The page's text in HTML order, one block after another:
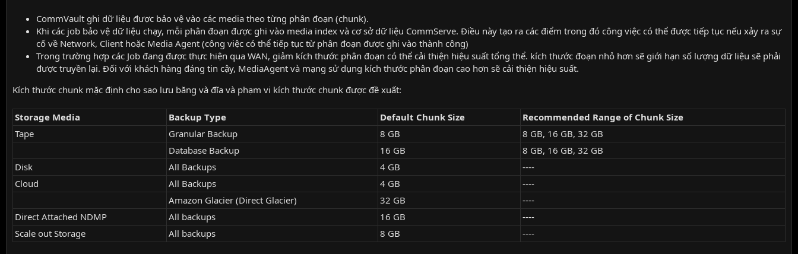
CommVault ghi dữ liệu được bảo vệ vào các media theo từng phân đoạn (chunk).
Khi các job bảo vệ dữ liệu chạy, mỗi phân đoạn được ghi vào media index và cơ sở dữ liệu CommServe. Điều này tạo ra các điểm trong đó công việc có thể được tiếp tục nếu xảy ra sự
cố về Network, Client hoặc Media Agent (công việc có thể tiếp tục từ phân đoạn được ghi vào thành công)
Trong trường hợp các Job đang được thực hiện qua WAN, giảm kích thước phân đoạn có thể cải thiện hiệu suất tổng thể. kích thước đoạn nhỏ hơn sẽ giới hạn số lượng dữ liệu sẽ phải
được truyền lại. Đối với khách hàng đáng tin cậy, MediaAgent và mạng sử dụng kích thước phân đoạn cao hơn sẽ cải thiện hiệu suất.
Kích thước chunk mặc định cho sao lưu băng và đĩa và phạm vi kích thước chunk được đề xuất:
Storage Media Backup Type Default Chunk Size
Recommended Range of Chunk Size
Tape
Granular Backup 8 GB
8 GB, 16 GB, 32 GB
Database Backup
16 GB
8 GB, 16 GB, 32 GB
Disk
All Backups 4 GB
----
Cloud
All Backups 4 GB
----
Amazon Glacier (Direct Glacier)
32 GB
----
Direct Attached NDMP
All backups 16 GB
----
Scale out Storage
All backups 8 GB ----